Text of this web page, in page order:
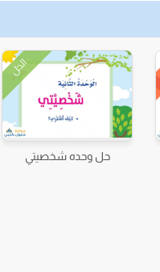
الحل
حل وحده شخصيتي